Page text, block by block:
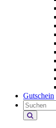
Gutschein
Holiday
Extras